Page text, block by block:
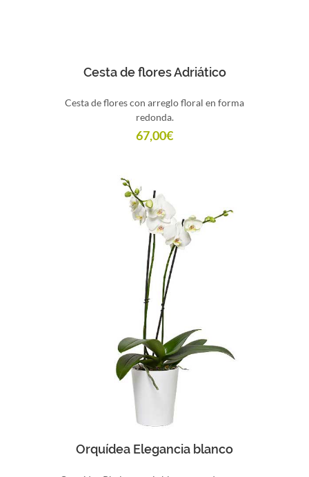
Comprar
Cesta de flores Adriático
Cesta de flores con arreglo floral en forma
redonda.
67,00€
Comprar
Orquídea Elegancia blanco